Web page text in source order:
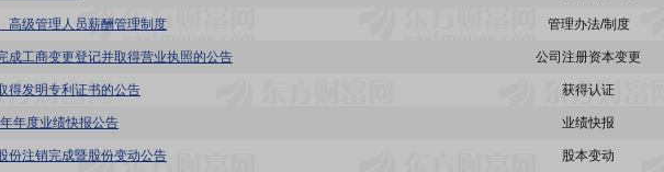
高级管理人员薪酬管理制度 管理办法/制度
成工商变更登记并取得营业执照的公告 公司注册资本变更
得发明专利证书的公告 获得认证
年度业绩快报公告 业绩快报
份注销完成暨股份变动公告 股本变动